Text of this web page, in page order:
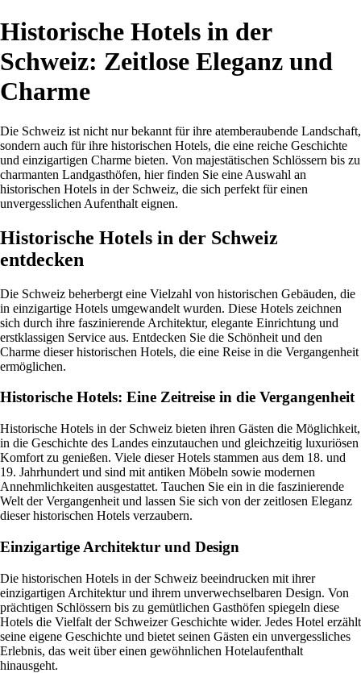
Historische Hotels in der
Schweiz: Zeitlose Eleganz und
Charme
Die Schweiz ist nicht nur bekannt für ihre atemberaubende Landschaft,
sondern auch für ihre historischen Hotels, die eine reiche Geschichte
und einzigartigen Charme bieten. Von majestätischen Schlössern bis zu
charmanten Landgasthöfen, hier finden Sie eine Auswahl an
historischen Hotels in der Schweiz, die sich perfekt für einen
unvergesslichen Aufenthalt eignen.
Historische Hotels in der Schweiz
entdecken
Die Schweiz beherbergt eine Vielzahl von historischen Gebäuden, die
in einzigartige Hotels umgewandelt wurden. Diese Hotels zeichnen
sich durch ihre faszinierende Architektur, elegante Einrichtung und
erstklassigen Service aus. Entdecken Sie die Schönheit und den
Charme dieser historischen Hotels, die eine Reise in die Vergangenheit
ermöglichen.
Historische Hotels: Eine Zeitreise in die Vergangenheit
Historische Hotels in der Schweiz bieten ihren Gästen die Möglichkeit,
in die Geschichte des Landes einzutauchen und gleichzeitig luxuriösen
Komfort zu genießen. Viele dieser Hotels stammen aus dem 18. und
19. Jahrhundert und sind mit antiken Möbeln sowie modernen
Annehmlichkeiten ausgestattet. Tauchen Sie ein in die faszinierende
Welt der Vergangenheit und lassen Sie sich von der zeitlosen Eleganz
dieser historischen Hotels verzaubern.
Einzigartige Architektur und Design
Die historischen Hotels in der Schweiz beeindrucken mit ihrer
einzigartigen Architektur und ihrem unverwechselbaren Design. Von
prächtigen Schlössern bis zu gemütlichen Gasthöfen spiegeln diese
Hotels die Vielfalt der Schweizer Geschichte wider. Jedes Hotel erzählt
seine eigene Geschichte und bietet seinen Gästen ein unvergessliches
Erlebnis, das weit über einen gewöhnlichen Hotelaufenthalt
hinausgeht.